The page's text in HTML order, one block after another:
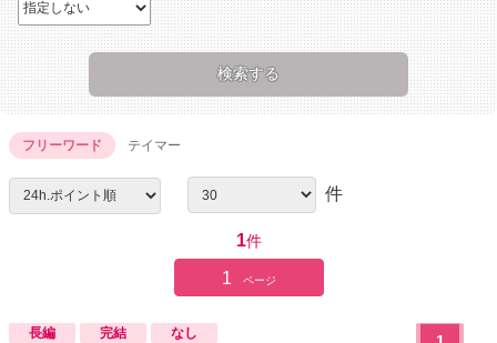
フリーワード テイマー
件
1件
1 ページ
長編 完結 なし